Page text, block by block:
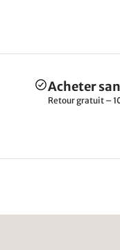
Acheter
Retour gratuit –